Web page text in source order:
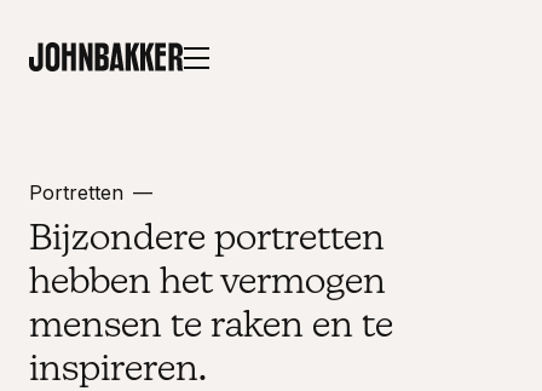
Portretten
Bijzondere portretten
hebben het vermogen
mensen te raken en te
inspireren.